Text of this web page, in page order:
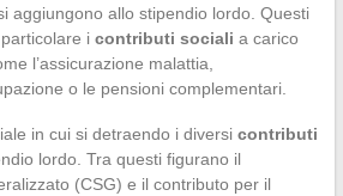
aggiungono allo stipendio lordo. Questi
i contributi sociali a carico
l’assicurazione malattia,
o le pensioni complementari.
in cui si detraendo i diversi contributi
lordo. Tra questi figurano il
(CSG) e il contributo per il